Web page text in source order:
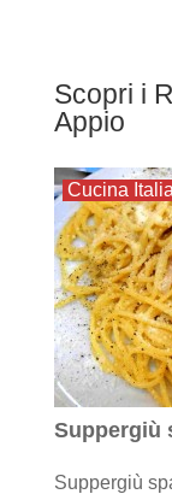
Scopri i
Appio
Cucina
Suppergiù
Suppergiù